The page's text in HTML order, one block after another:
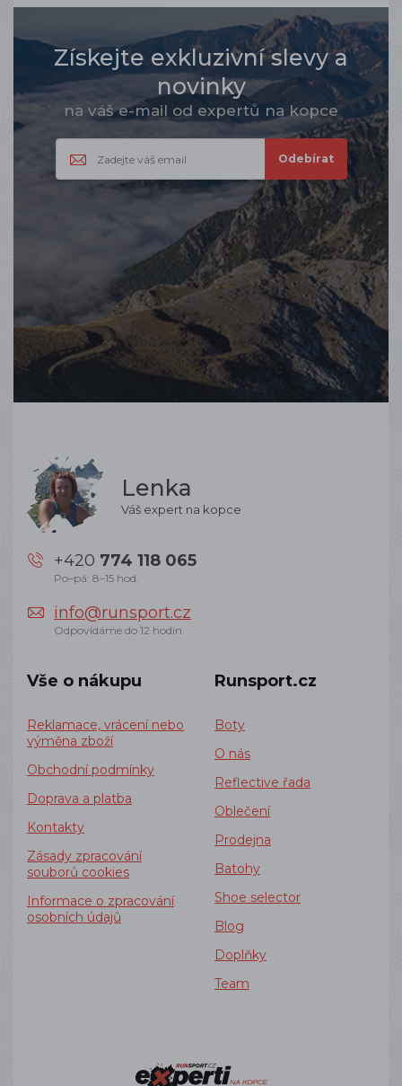
Získejte exkluzivní slevy a
novinky
na váš e-mail od expertů na kopce
Lenka
Váš expert na kopce
+420 774 118 065
Po–pá: 8–15 hod.
info@runsport.cz
Odpovídáme do 12 hodin
Vše o nákupu
Reklamace, vrácení nebo
výměna zboží
Obchodní podmínky
Doprava a platba
Kontakty
Zásady zpracování
souborů cookies
Informace o zpracování
osobních údajů
Runsport.cz
Boty
O nás
Reflective řada
Oblečení
Prodejna
Batohy
Shoe selector
Blog
Doplňky
Team